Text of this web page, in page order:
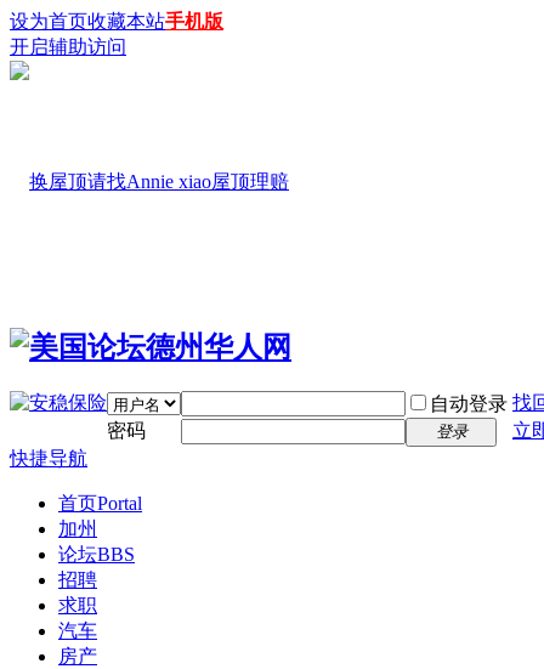
设为首页收藏本站手机版
开启辅助访问
自动登录 找
密码
登录
立
快捷导航
首页Portal
加州
论坛BBS
招聘
求职
汽车
房产